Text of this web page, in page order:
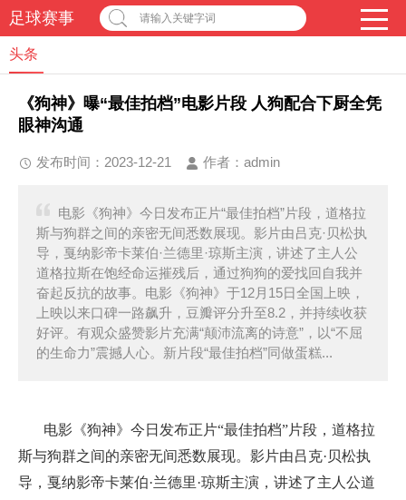
足球赛事 请输入关键字词
头条
《狗神》曝“最佳拍档”电影片段 人狗配合下厨全凭
眼神沟通
发布时间：2023-12-21 作者： admin
电影《狗神》今日发布正片“最佳拍档”片段，道格拉
斯与狗群之间的亲密无间悉数展现。影片由吕克·贝松执
导，戛纳影帝卡莱伯·兰德里·琼斯主演，讲述了主人公
道格拉斯在饱经命运摧残后，通过狗狗的爱找回自我并
奋起反抗的故事。电影《狗神》于12月15日全国上映，
上映以来口碑一路飙升，豆瓣评分升至8.2，并持续收获
好评。有观众盛赞影片充满“颠沛流离的诗意”，以“不屈
的生命力”震撼人心。新片段“最佳拍档”同做蛋糕...
电影《狗神》今日发布正片“最佳拍档”片段，道格拉
斯与狗群之间的亲密无间悉数展现。影片由吕克·贝松执
导，戛纳影帝卡莱伯·兰德里·琼斯主演，讲述了主人公道